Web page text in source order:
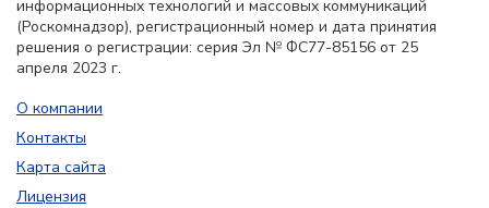
информационных технологий и массовых коммуникаций
(Роскомнадзор), регистрационный номер и дата принятия
решения о регистрации: серия Эл № ФС77-85156 от 25
апреля 2023 г.
О компании
Контакты
Карта сайта
Лицензия